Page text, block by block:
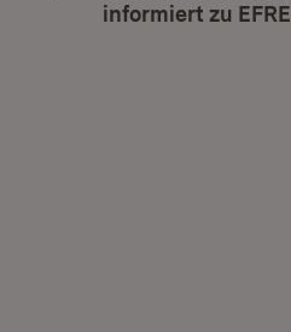
informiert zu EFRE